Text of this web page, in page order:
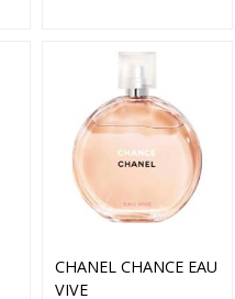
CHANEL CHANCE EAU
VIVE